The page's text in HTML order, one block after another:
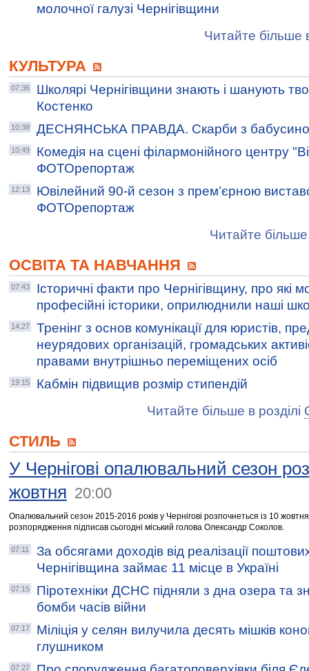
молочної галузі Чернігівщини
Читайте більше
КУЛЬТУРА
07:36
Школярі Чернігівщини знають і шанують
Костенко
10:38 ДЕСНЯНСЬКА ПРАВДА. Скарби з бабусиної
10:49
Комедія на сцені філармонійного центру
ФОТОрепортаж
12:13
Ювілейний 90-й сезон з прем’єрною
ФОТОрепортаж
Читайте більше
ОСВІТА ТА НАВЧАННЯ
07:43
Історичні факти про Чернігівщину, про які
професійні історики, оприлюднили наші
14:27
Тренінг з основ комунікації для юристів,
неурядових організацій, громадських
правами внутрішньо переміщених осіб
19:15
Кабмін підвищив розмір стипендій
Читайте більше в розділі
СТИЛЬ
У Чернігові опалювальний сезон
жовтня 20:00
Опалювальний сезон 2015-2016 років у Чернігові розпочнеться із 10
розпорядження підписав сьогодні міський голова Олександр Соколов.
07:11
За обсягами доходів від реалізації
Чернігівщина займає 11 місце в Україні
07:15
Піротехніки ДСНС підняли з дна озера та
бомби часів війни
07:17
Міліція у селян вилучила десять мішків
глушником
07:27